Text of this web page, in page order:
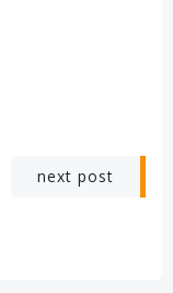
next post